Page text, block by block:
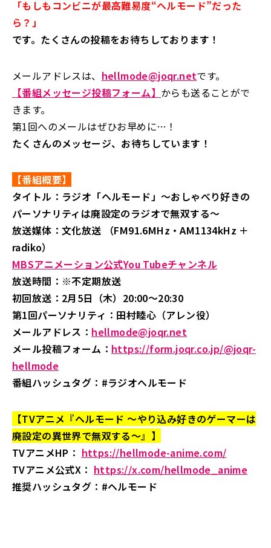
「もしもコンビニが最高難易度“ヘルモード”だった
ら？」
です。たくさんの投稿をお待ちしております！
メールアドレスは、 hellmode@joqr.netです。
【番組メッセージ投稿フォーム】 からも送ることがで
きます。
第1回へのメールはぜひお早めに…！
たくさんのメッセージ、お待ちしています！
【番組概要】
タイトル：ラジオ「ヘルモード」～おしゃべり好きの
パーソナリティは廃設定のラジオで無双する～
放送媒体：文化放送 （FM91.6MHz・AM1134kHz ＋
radiko）
MBSアニメーション公式You Tubeチャンネル
放送時間：※不定期放送
初回放送：2月5日（木）20:00～20:30
第1回パーソナリティ：田村睦心（アレン役）
メールアドレス： hellmode@joqr.net
メール投稿フォーム： https://form.joqr.co.jp/@joqr-
hellmode
番組ハッシュタグ：#ラジオヘルモード
【TVアニメ『ヘルモード ～やり込み好きのゲーマーは
廃設定の異世界で無双する～』】
TVアニメHP： https://hellmode-anime.com/
TVアニメ公式X： https://x.com/hellmode_anime
推奨ハッシュタグ：#ヘルモード